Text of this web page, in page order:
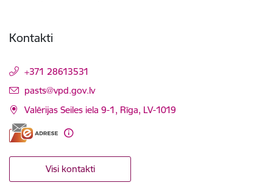
Kontakti
+371 28613531
E-pasts:
pasts@vpd.gov.lv
Valērijas Seiles iela 9-1, Rīga, LV-1019
Visi kontakti